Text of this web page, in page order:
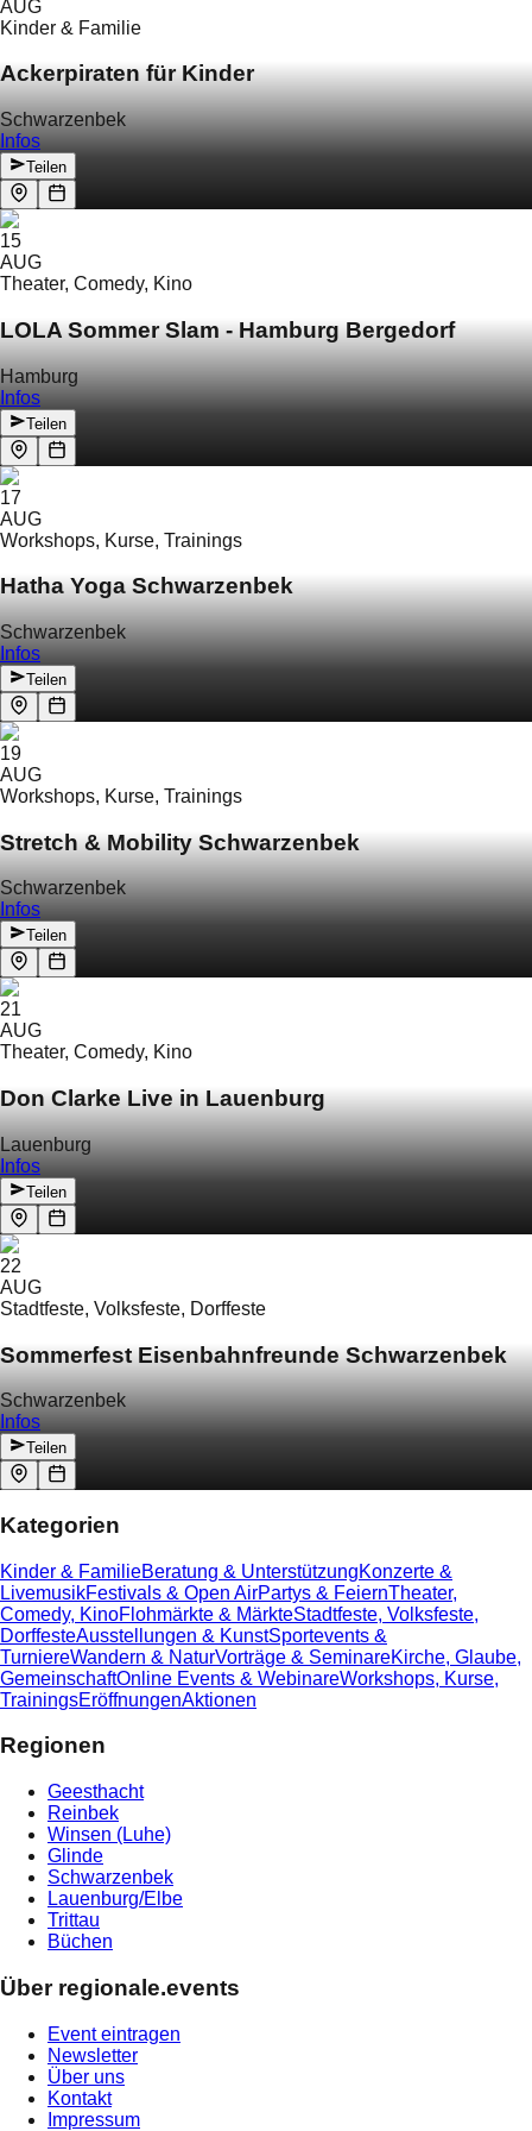
AUG
Kinder & Familie
Ackerpiraten für Kinder
Schwarzenbek
Infos
Teilen
15
AUG
Theater, Comedy, Kino
LOLA Sommer Slam - Hamburg Bergedorf
Hamburg
Infos
Teilen
17
AUG
Workshops, Kurse, Trainings
Hatha Yoga Schwarzenbek
Schwarzenbek
Infos
Teilen
19
AUG
Workshops, Kurse, Trainings
Stretch & Mobility Schwarzenbek
Schwarzenbek
Infos
Teilen
21
AUG
Theater, Comedy, Kino
Don Clarke Live in Lauenburg
Lauenburg
Infos
Teilen
22
AUG
Stadtfeste, Volksfeste, Dorffeste
Sommerfest Eisenbahnfreunde Schwarzenbek
Schwarzenbek
Infos
Teilen
Kategorien
Kinder & FamilieBeratung & UnterstützungKonzerte &
LivemusikFestivals & Open AirPartys & FeiernTheater,
Comedy, KinoFlohmärkte & MärkteStadtfeste, Volksfeste,
DorffesteAusstellungen & KunstSportevents &
TurniereWandern & NaturVorträge & SeminareKirche, Glaube,
GemeinschaftOnline Events & WebinareWorkshops, Kurse,
TrainingsEröffnungenAktionen
Regionen
Geesthacht
Reinbek
Winsen (Luhe)
Glinde
Schwarzenbek
Lauenburg/Elbe
Trittau
Büchen
Über regionale.events
Event eintragen
Newsletter
Über uns
Kontakt
Impressum